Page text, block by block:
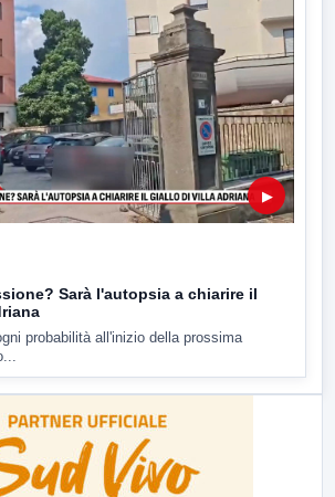
▶
Sarà l'autopsia a chiarire il
probabilità all'inizio della prossima